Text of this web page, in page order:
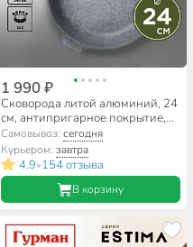
1 990 ₽
Сковорода литой алюминий, 24
см, антипригарное покрытие,
Мечта, Premium grey, серая,
съемная ручка, 024901
Самовывоз: сегодня
Курьером: завтра
4.9•154 отзыва
В корзину